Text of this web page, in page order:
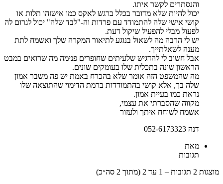
והנסתרים לקשר איתו.
יכול להיות שלא מדובר בכלל ברגש לאקס כמו אישזהו תלות או
קושי אישי שלה להתמודד עם פרדות וה-"לבד שלה" יכול לגרום לה
לפעול מבלי להפעיל שיקול דעת.
יש לי הרבה מה לשאול בנוגע לתיאור המקרה שלך ואשמח לתת
מענה לשאלתייך.
אבל חשוב לי להדגיש שלעיתים שחופרים פנימה מה שרואים במבט
הראשון שונה בתכלית שלו בעומקים שונים.
מה שהמשפט הזה אומר שלא בהכרח באמת יש פה משבר אמון
שלה בך, אלא קושי בהתמודדות ברמת הדימוי שהתוצאה שלו
נראת כמו בעיית אמון.
מקווה שהסברתי את עצמי,
אשמח לשוחח איתך ולעזור
דנה 052-6173323
מאת
תגובות
מוצגות 2 תגובות – 1 עד 2 (מתוך 2 סה״כ)